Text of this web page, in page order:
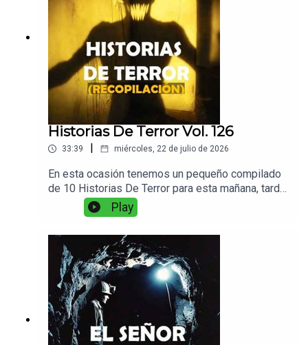
Historias De Terror Vol. 126
33:39 | miércoles, 22 de julio de 2026
En esta ocasión tenemos un pequeño compilado
de 10 Historias De Terror para esta mañana, tarde
o noche. Ponganse sus audifonos, preparen un
buen café para escuchar Relatos De Horror.
Play